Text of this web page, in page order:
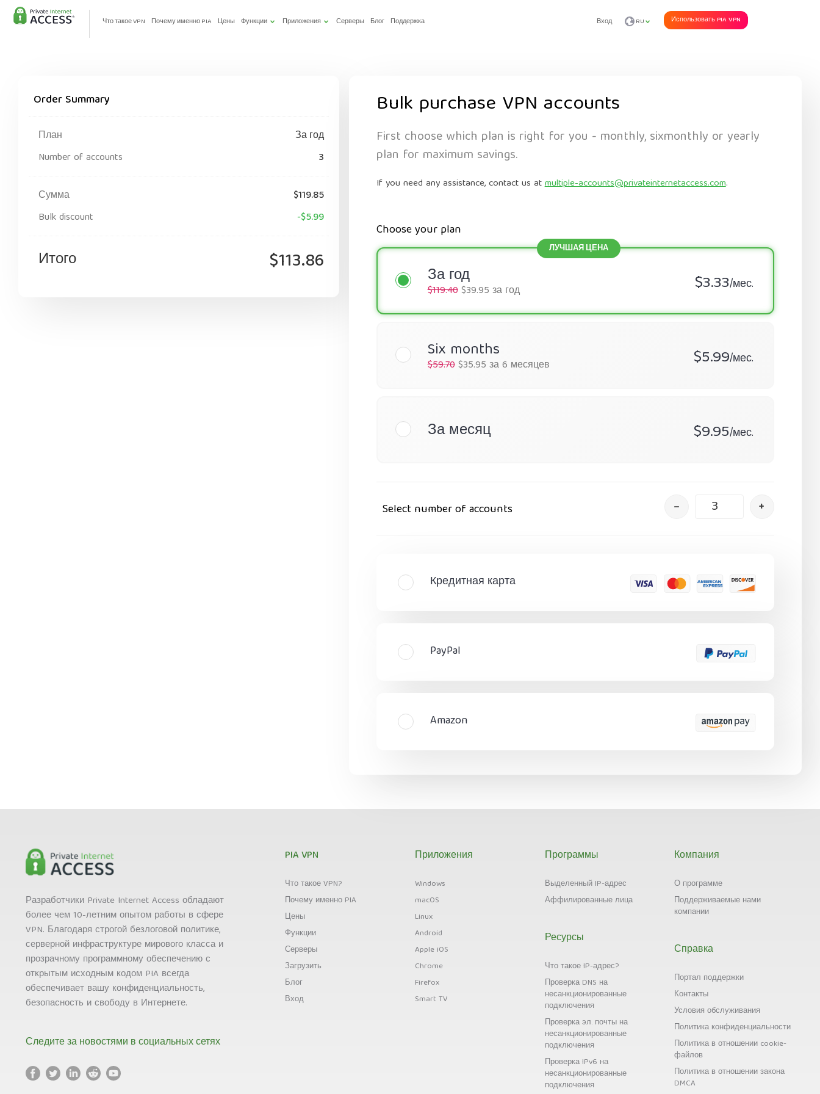
Что такое VPN Почему именно PIA Цены Функции Приложения Серверы Блог Поддержка Вход RU Использовать PIA VPN
Order Summary
План
За год
Number of accounts
3
Сумма
$119.85
Bulk discount
-$5.99
Итого $113.86
Bulk purchase VPN accounts
First choose which plan is right for you - monthly, sixmonthly or yearly
plan for maximum savings.
If you need any assistance, contact us atmultiple-accounts@privateinternetaccess.com.
Choose your plan
За год $3.33/мес.
$119.40$39.95 за год
Six months $5.99/мес.
$59.70$35.95 за 6 месяцев
За месяц $9.95/мес.
Select number of accounts – +
Кредитная карта
PayPal
Amazon
Разработчики Private Internet Access обладают
более чем 10-летним опытом работы в сфере
VPN. Благодаря строгой безлоговой политике,
серверной инфраструктуре мирового класса и
прозрачному программному обеспечению с
открытым исходным кодом PIA всегда
обеспечивает вашу конфиденциальность,
безопасность и свободу в Интернете.
Следите за новостями в социальных сетях
PIA VPN
Что такое VPN?
Почему именно PIA
Цены
Функции
Серверы
Загрузить
Блог
Вход
Приложения
Windows
macOS
Linux
Android
Apple iOS
Chrome
Firefox
Smart TV
Программы
Выделенный IP-адрес
Аффилированные лица
Ресурсы
Что такое IP-адрес?
Проверка DNS на
несанкционированные
подключения
Проверка эл. почты на
несанкционированные
подключения
Проверка IPv6 на
несанкционированные
подключения
Компания
О программе
Поддерживаемые нами
компании
Справка
Портал поддержки
Контакты
Условия обслуживания
Политика конфиденциальности
Политика в отношении cookie-
файлов
Политика в отношении закона
DMCA